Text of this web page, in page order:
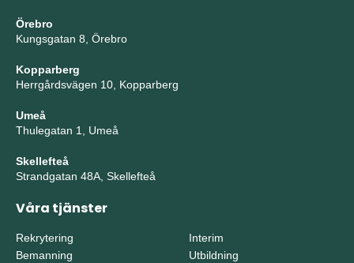
Örebro
Kungsgatan 8, Örebro
Kopparberg
Herrgårdsvägen 10, Kopparberg
Umeå
Thulegatan 1, Umeå
Skellefteå
Strandgatan 48A, Skellefteå
Våra tjänster
Rekrytering
Bemanning
Interim
Utbildning